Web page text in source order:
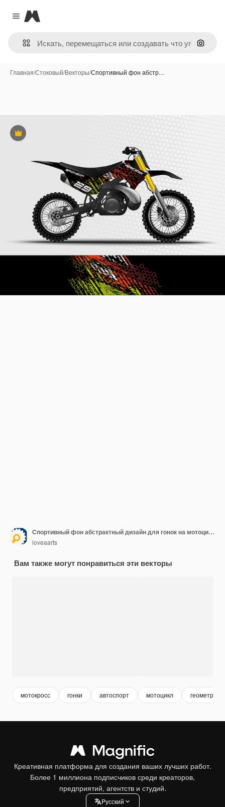
Close menu
Magnific
Поиск
Главная/Стоковый/Векторы/Спортивный фон абстр…
Премиум
Спортивный фон абстрактный дизайн для гонок на мотоцикле, мотокроссе, байке
loveaarts
Вам также могут понравиться эти векторы
мотокросс гонки автоспорт мотоцикл
Креативная платформа для создания ваших лучших работ.
Более 1 миллиона подписчиков среди креаторов,
предприятий, агентств и студий.
Pусский